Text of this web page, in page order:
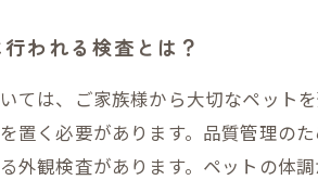
われる検査とは？
ては、ご家族様から大切なペット
置く必要があります。品質管理の
外観検査があります。ペットの体